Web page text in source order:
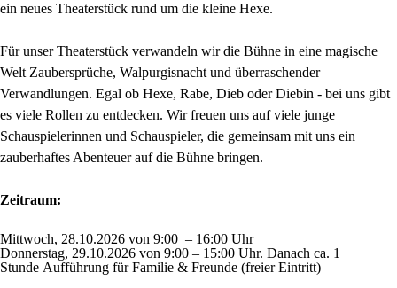
ein neues Theaterstück rund um die kleine Hexe.
Für unser Theaterstück verwandeln wir die Bühne in eine magische
Welt Zaubersprüche, Walpurgisnacht und überraschender
Verwandlungen. Egal ob Hexe, Rabe, Dieb oder Diebin - bei uns gibt
es viele Rollen zu entdecken. Wir freuen uns auf viele junge
Schauspielerinnen und Schauspieler, die gemeinsam mit uns ein
zauberhaftes Abenteuer auf die Bühne bringen.
Zeitraum:
Mittwoch, 28.10.2026 von 9:00 – 16:00 Uhr
Donnerstag, 29.10.2026 von 9:00 – 15:00 Uhr. Danach ca. 1
Stunde Aufführung für Familie & Freunde (freier Eintritt)